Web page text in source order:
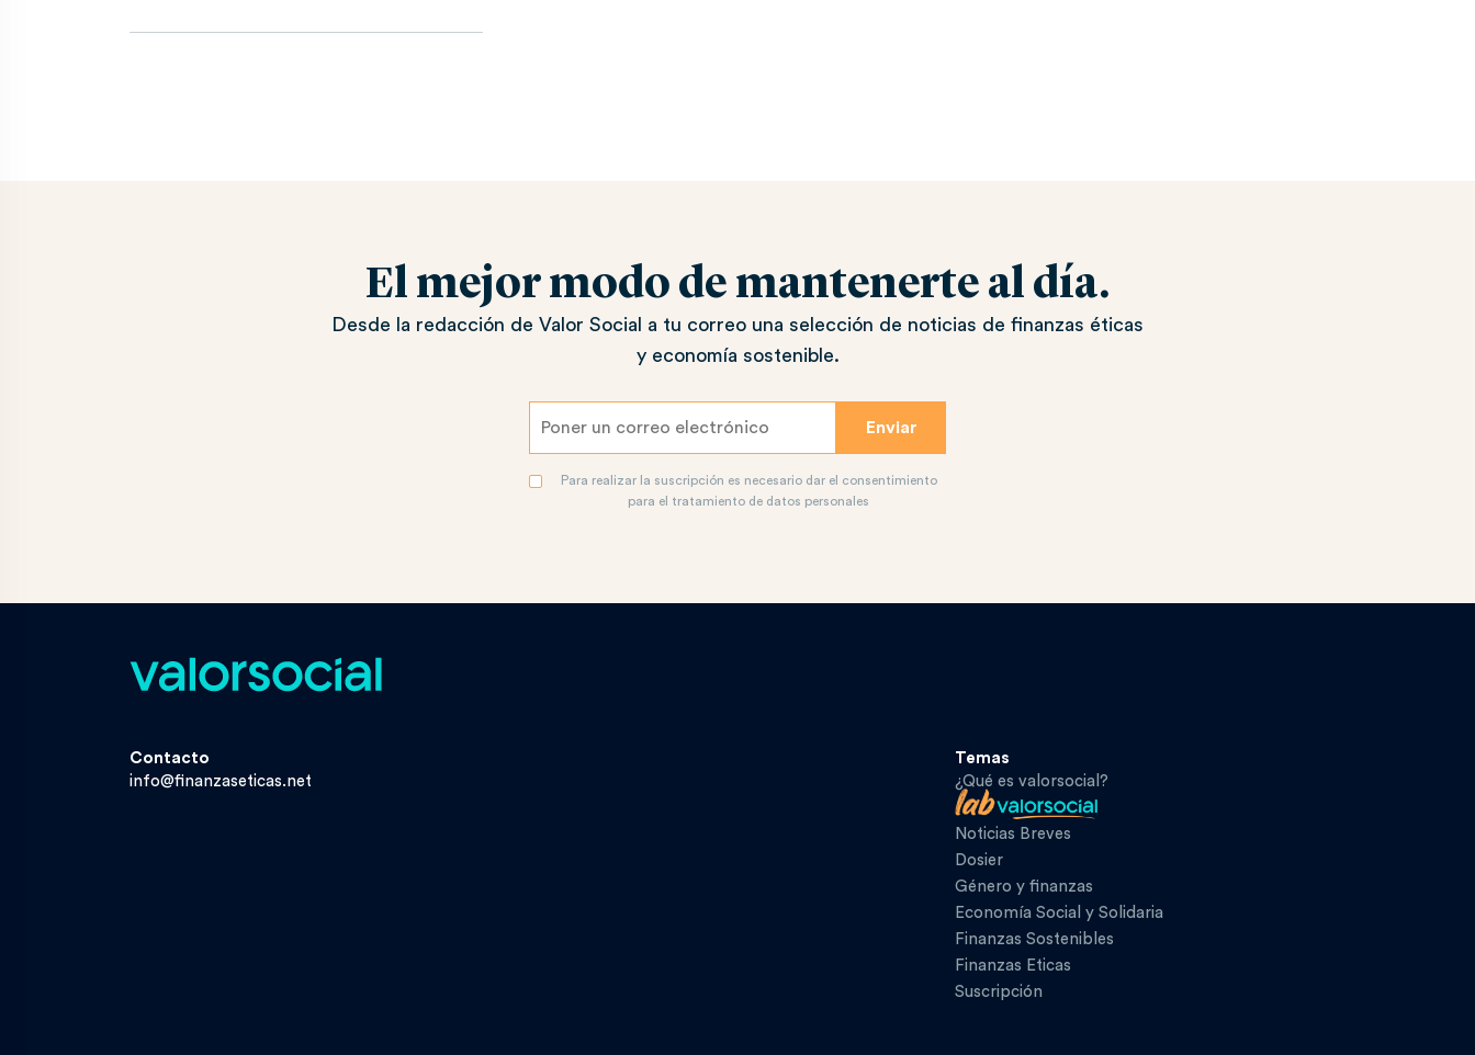
El mejor modo de mantenerte al día.
Desde la redacción de Valor Social a tu correo una selección de noticias de finanzas éticas
y economía sostenible.
Para realizar la suscripción es necesario dar el consentimiento
para el tratamiento de datos personales
Contacto
info@finanzaseticas.net
Temas
¿Qué es valorsocial?
Noticias Breves
Dosier
Género y finanzas
Economía Social y Solidaria
Finanzas Sostenibles
Finanzas Eticas
Suscripción